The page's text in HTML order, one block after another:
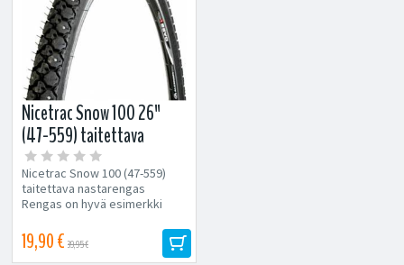
Nicetrac Snow 100 26"
(47-559) taitettava
nastarengas
Nicetrac Snow 100 (47-559)
taitettava nastarengas
Rengas on hyvä esimerkki
tuotteesta....
19,90 € 39,95 €